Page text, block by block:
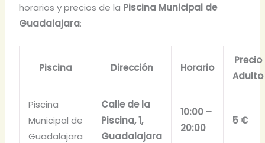
horarios y precios de la Piscina Municipal de
Guadalajara:
Piscina Dirección Horario
Precio
Adulto
Piscina
Municipal de
Guadalajara
Calle de la
Piscina, 1,
Guadalajara
10:00 –
20:00
5 €